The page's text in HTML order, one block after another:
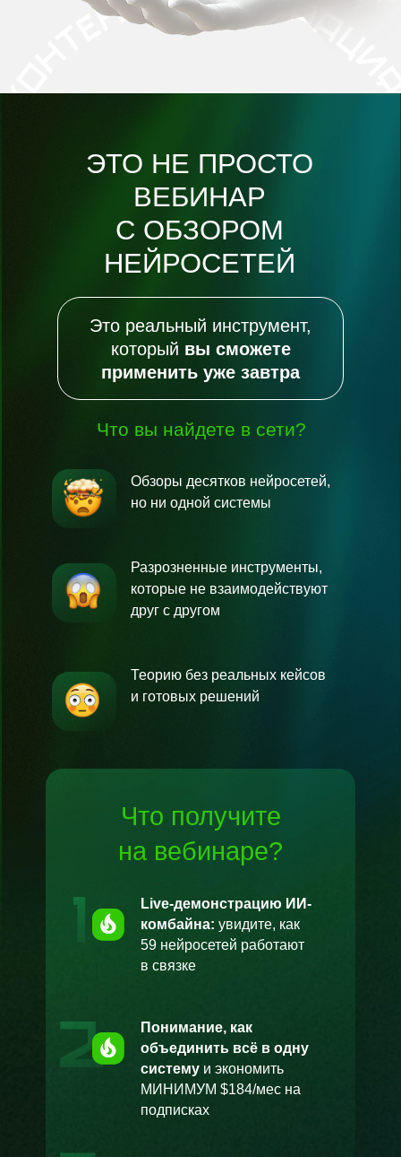
ЭТО НЕ ПРОСТО
ВЕБИНАР
С ОБЗОРОМ
НЕЙРОСЕТЕЙ
Что вы найдете в сети?
Это реальный инструмент,
который вы сможете
применить уже завтра
Обзоры десятков нейросетей,
но ни одной системы
Разрозненные инструменты,
которые не взаимодействуют
друг с другом
Теорию без реальных кейсов
и готовых решений
Live-демонстрацию ИИ-
комбайна: увидите, как
59 нейросетей работают
в связке
Понимание, как
объединить всё в одну
систему и экономить
МИНИМУМ $184/мес на
подписках
Что получите
на вебинаре?